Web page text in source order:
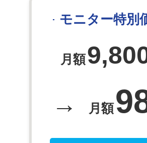
モニター特別
月額
→ 月額